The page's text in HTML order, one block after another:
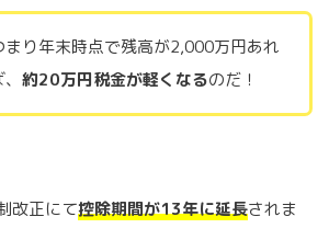
まり年末時点で残高が2,000万円あれ
約20万円税金が軽くなるのだ！
改正にて控除期間が13年に延長されま